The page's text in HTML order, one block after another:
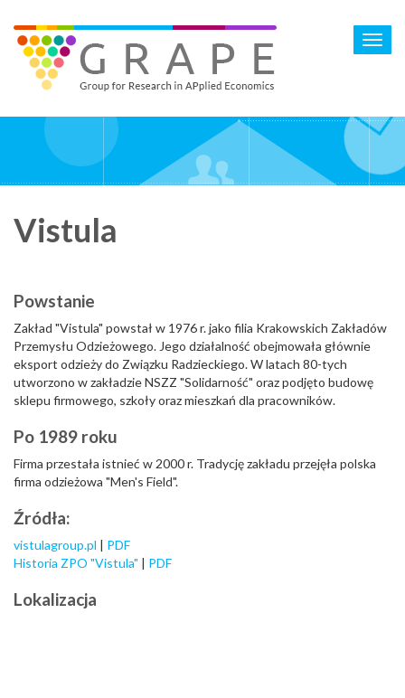
main
content
Vistula
Powstanie
Zakład "Vistula" powstał w 1976 r. jako filia Krakowskich Zakładów
Przemysłu Odzieżowego. Jego działalność obejmowała głównie
eksport odzieży do Związku Radzieckiego. W latach 80-tych
utworzono w zakładzie NSZZ "Solidarność" oraz podjęto budowę
sklepu firmowego, szkoły oraz mieszkań dla pracowników.
Po 1989 roku
Firma przestała istnieć w 2000 r. Tradycję zakładu przejęła polska
firma odzieżowa "Men's Field".
Źródła:
vistulagroup.pl | PDF
Historia ZPO "Vistula" | PDF
Lokalizacja